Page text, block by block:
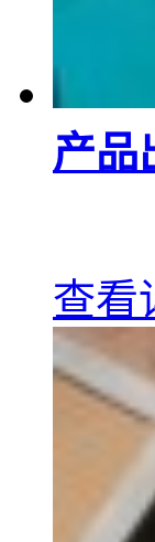
产品
查看